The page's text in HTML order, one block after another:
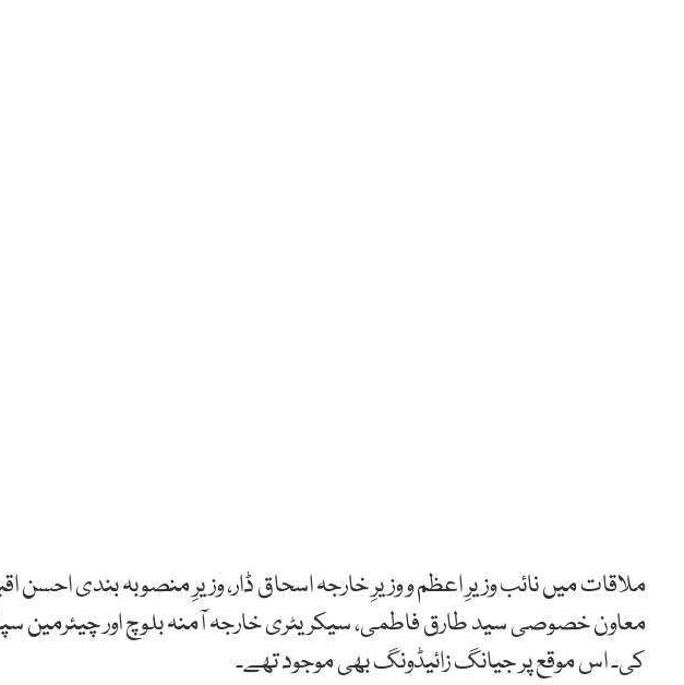
ملاقات میں نائب وزیرِ اعظم و وزیرِ خارجہ اسحاق ڈار، وزیرِ منصوبہ بندی احسن
معاون خصوصی سید طارق فاطمی، سیکریٹری خارجہ آمنہ بلوچ اور
کی۔ اس موقع پر جیانگ زائیڈونگ بھی موجود تھے۔